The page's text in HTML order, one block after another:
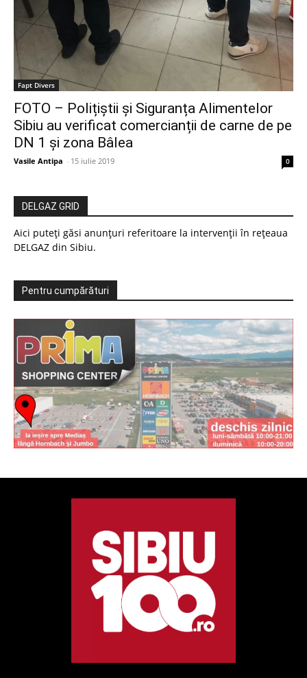
Fapt Divers
FOTO – Polițiștii și Siguranța Alimentelor
Sibiu au verificat comercianții de carne de pe
DN 1 și zona Bâlea
Vasile Antipa - 15 iulie 2019 0
DELGAZ GRID
Aici puteți găsi anunțuri referitoare la intervenții în rețeaua
DELGAZ din Sibiu.
Pentru cumpărături